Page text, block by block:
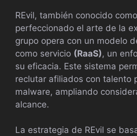
REvil, también conocido
perfeccionado el arte de la
grupo opera con un modelo
como servicio (RaaS), un
su eficacia. Este sistema
reclutar afiliados con talento
malware, ampliando
alcance.
La estrategia de REvil se